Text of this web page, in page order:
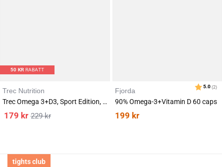
50 KR RABATT
Trec Nutrition
Trec Omega 3+D3, Sport Edition, 120 caps
229kr
179 kr
Fjorda
90% Omega-3+Vitamin D 60 caps
199 kr
tights club